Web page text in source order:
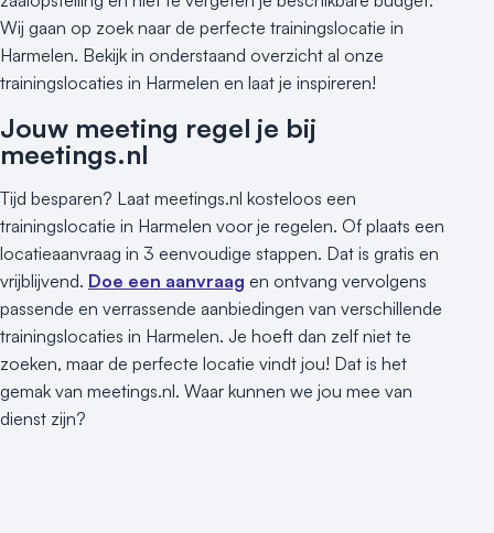
Wij gaan op zoek naar de perfecte trainingslocatie in
Harmelen. Bekijk in onderstaand overzicht al onze
trainingslocaties in Harmelen en laat je inspireren!
Jouw meeting regel je bij
meetings.nl
Tijd besparen? Laat meetings.nl kosteloos een
trainingslocatie in Harmelen voor je regelen. Of plaats een
locatieaanvraag in 3 eenvoudige stappen. Dat is gratis en
vrijblijvend. Doe een aanvraag en ontvang vervolgens
passende en verrassende aanbiedingen van verschillende
trainingslocaties in Harmelen. Je hoeft dan zelf niet te
zoeken, maar de perfecte locatie vindt jou! Dat is het
gemak van meetings.nl. Waar kunnen we jou mee van
dienst zijn?